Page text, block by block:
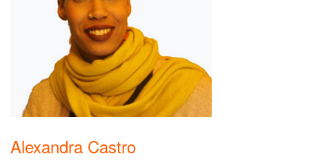
Alexandra Castro